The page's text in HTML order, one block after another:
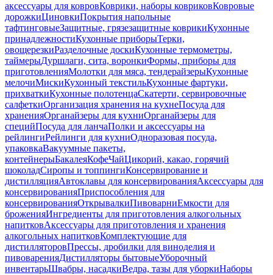
аксессуары для ковровКоврики, наборы ковриковКовровые
дорожкиЦиновкиПокрытия напольные
тафтинговыеЗащитные, грязезащитные коврикиКухонные
принадлежностиКухонные приборыТерки,
овощерезкиРазделочные доскиКухонные термометры,
таймерыДуршлаги, сита, воронкиФормы, приборы для
приготовленияМолотки для мяса, тендерайзерыКухонные
мелочиМискиКухонный текстильКухонные фартуки,
прихваткиКухонные полотенцаСкатерти, сервировочные
салфеткиОрганизация хранения на кухнеПосуда для
храненияОрганайзеры для кухниОрганайзеры для
специйПосуда для ланчаПолки и аксессуары на
рейлингиРейлинги для кухниОдноразовая посуда,
упаковкаВакуумные пакеты,
контейнерыБакалеяКофеЧайЦикорий, какао, горячий
шоколадСиропы и топпингиКонсервирование и
дистилляцияАвтоклавы для консервированияАксессуары для
консервированияПриспособления для
консервированияОткрывалкиПивоварниЕмкости для
броженияИнгредиенты для приготовления алкогольных
напитковАксессуары для приготовления и хранения
алкогольных напитковКомплектующие для
дистилляторовПрессы, дробилки для виноделия и
пивоваренияДистилляторы бытовыеУборочный
инвентарьШвабры, насадкиВедра, тазы для уборкиНаборы